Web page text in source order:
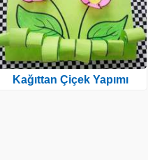
Kağıttan Çiçek Yapımı